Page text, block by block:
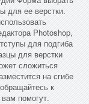
для ее верстки.
Photoshop,
для подгиба
для верстки
сложиться
на сгибе
к
помогут.